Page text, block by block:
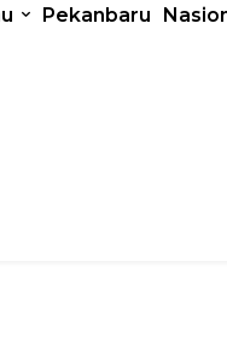
Pekanbaru